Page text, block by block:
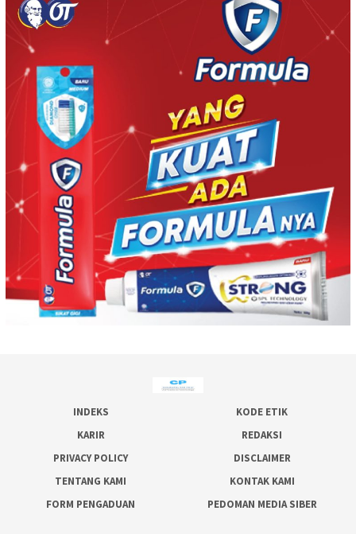
INDEKS
KODE ETIK
KARIR
REDAKSI
PRIVACY POLICY
DISCLAIMER
TENTANG KAMI
KONTAK KAMI
FORM PENGADUAN
PEDOMAN MEDIA SIBER